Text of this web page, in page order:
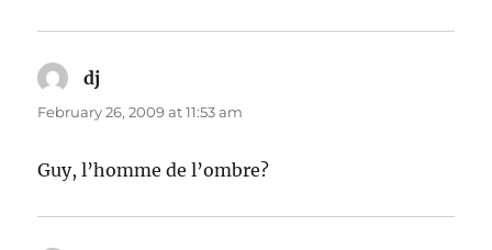
dj
February 26, 2009 at 11:53 am
Guy, l’homme de l’ombre?